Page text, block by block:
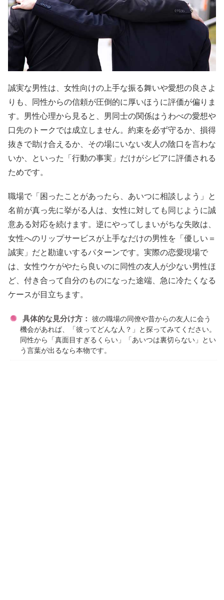
誠実な男性は、女性向けの上手な振る舞いや愛想の良さよ
りも、同性からの信頼が圧倒的に厚いほうに評価が偏りま
す。男性心理から見ると、男同士の関係はうわべの愛想や
口先のトークでは成立しません。約束を必ず守るか、損得
抜きで助け合えるか、その場にいない友人の陰口を言わな
いか、といった「行動の事実」だけがシビアに評価される
ためです。
職場で「困ったことがあったら、あいつに相談しよう」と
名前が真っ先に挙がる人は、女性に対しても同じように誠
意ある対応を続けます。逆にやってしまいがちな失敗は、
女性へのリップサービスが上手なだけの男性を「優しい＝
誠実」だと勘違いするパターンです。実際の恋愛現場で
は、女性ウケがやたら良いのに同性の友人が少ない男性ほ
ど、付き合って自分のものになった途端、急に冷たくなる
ケースが目立ちます。
具体的な見分け方：
彼の職場の同僚や昔からの友人に会う
機会があれば、「彼ってどんな人？」と探ってみてください。
同性から「真面目すぎるくらい」「あいつは裏切らない」とい
う言葉が出るなら本物です。